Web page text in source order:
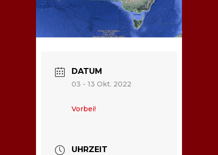
DATUM
03 - 13 Okt. 2022
Vorbei!
UHRZEIT